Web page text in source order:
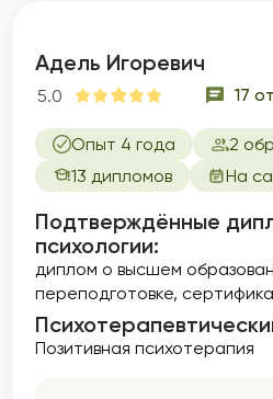
Адель Игоревич
5.0 17
Опыт 4 года
2
13 дипломов
На
Подтверждённые
психологии:
диплом о высшем
переподготовке
Позитивная психотерапия